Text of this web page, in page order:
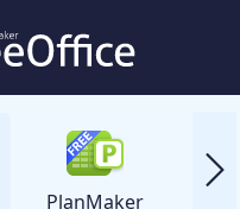
PlanMaker